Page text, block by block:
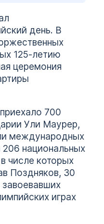
день. В
125-летию
церемония
700
Ули Маурер,
международных
национальных
числе которых
Поздняков, 30
играх